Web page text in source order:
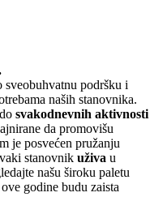
sveobuhvatnu podršku i
naših stanovnika.
dosvakodnevnih aktivnosti
da promovišu
je posvećen pružanju
stanovnikuživa u
našu široku paletu
godine budu zaista